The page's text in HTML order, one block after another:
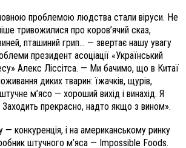
проблемою людства стали віруси. Не
тривожилися про коров’ячий сказ,
пташиний грип… — звертає нашу увагу
президент асоціації «Український
Алекс Ліссітса. — Ми бачимо, що в Китаї
диких тварин: їжачків, щурів,
м’ясо — хороший вихід і винахід. Я
прекрасно, надто якщо з вином».
— конкуренція, і на американському ринку
штучного м’яса — Impossible Foods.